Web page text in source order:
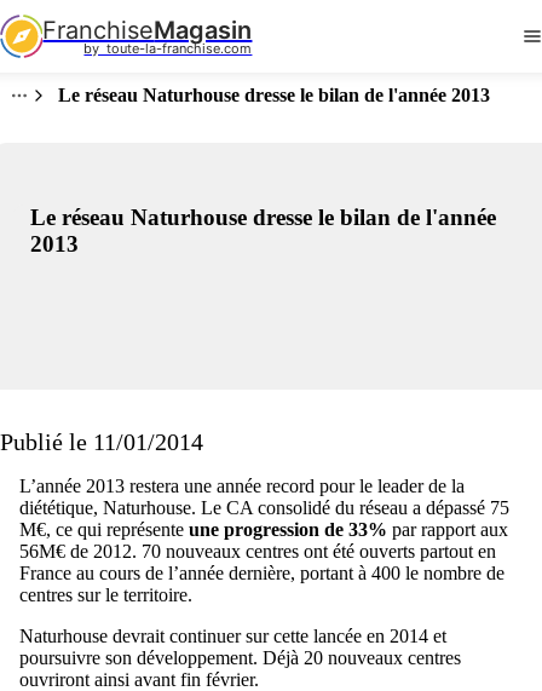
FranchiseMagasin
by  toute-la-franchise.com
Le réseau Naturhouse dresse le bilan de l'année 2013
Le réseau Naturhouse dresse le bilan de l'année
2013
Publié le 11/01/2014
L’année 2013 restera une année record pour le leader de la
diététique, Naturhouse. Le CA consolidé du réseau a dépassé 75
M€, ce qui représente une progression de 33% par rapport aux
56M€ de 2012. 70 nouveaux centres ont été ouverts partout en
France au cours de l’année dernière, portant à 400 le nombre de
centres sur le territoire.
Naturhouse devrait continuer sur cette lancée en 2014 et
poursuivre son développement. Déjà 20 nouveaux centres
ouvriront ainsi avant fin février.